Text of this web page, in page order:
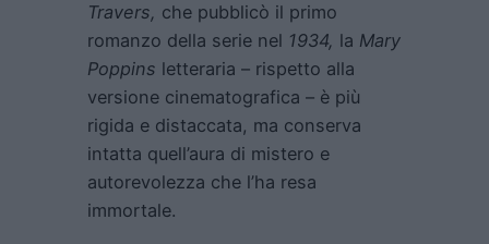
Travers, che pubblicò il primo
romanzo della serie nel 1934, la Mary
Poppins letteraria – rispetto alla
versione cinematografica – è più
rigida e distaccata, ma conserva
intatta quell’aura di mistero e
autorevolezza che l’ha resa
immortale.